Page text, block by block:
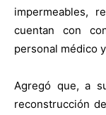
impermeables,
cuentan con
personal médico
Agregó que, a
reconstrucción